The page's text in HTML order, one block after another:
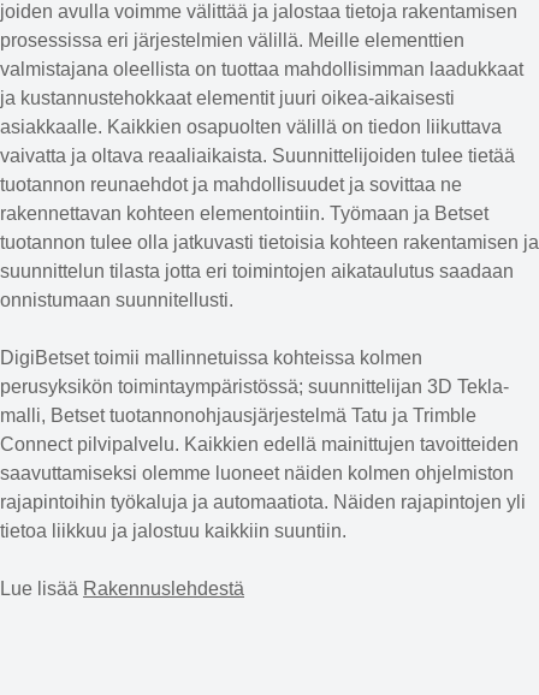
joiden avulla voimme välittää ja jalostaa tietoja rakentamisen
prosessissa eri järjestelmien välillä. Meille elementtien
valmistajana oleellista on tuottaa mahdollisimman laadukkaat
ja kustannustehokkaat elementit juuri oikea-aikaisesti
asiakkaalle. Kaikkien osapuolten välillä on tiedon liikuttava
vaivatta ja oltava reaaliaikaista. Suunnittelijoiden tulee tietää
tuotannon reunaehdot ja mahdollisuudet ja sovittaa ne
rakennettavan kohteen elementointiin. Työmaan ja Betset
tuotannon tulee olla jatkuvasti tietoisia kohteen rakentamisen ja
suunnittelun tilasta jotta eri toimintojen aikataulutus saadaan
onnistumaan suunnitellusti.
DigiBetset toimii mallinnetuissa kohteissa kolmen
perusyksikön toimintaympäristössä; suunnittelijan 3D Tekla-
malli, Betset tuotannonohjausjärjestelmä Tatu ja Trimble
Connect pilvipalvelu. Kaikkien edellä mainittujen tavoitteiden
saavuttamiseksi olemme luoneet näiden kolmen ohjelmiston
rajapintoihin työkaluja ja automaatiota. Näiden rajapintojen yli
tietoa liikkuu ja jalostuu kaikkiin suuntiin.
Lue lisää Rakennuslehdestä